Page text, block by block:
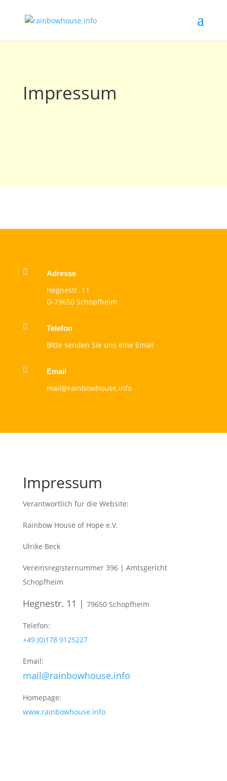
Impressum
 Adresse
Hegnestr. 11
D-79650 Schopfheim
 Telefon
Bitte senden Sie uns eine Email
 Email
mail@rainbowhouse.info
Impressum
Verantwortlich für die Website:
Rainbow House of Hope e.V.
Ulrike Beck
Vereinsregisternummer 396 | Amtsgericht
Schopfheim
Hegnestr. 11 | 79650 Schopfheim
Telefon:
+49 (0)178 9125227
Email:
mail@rainbowhouse.info
Homepage:
www.rainbowhouse.info